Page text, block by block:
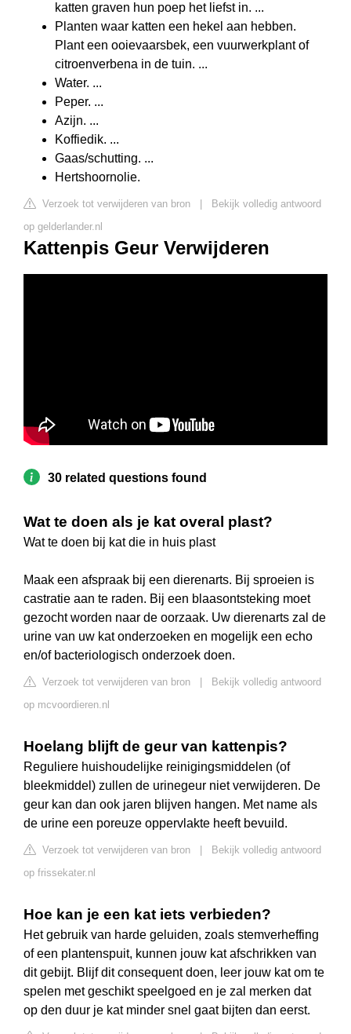
katten graven hun poep het liefst in. ...
Planten waar katten een hekel aan hebben.
Plant een ooievaarsbek, een vuurwerkplant of
citroenverbena in de tuin. ...
Water. ...
Peper. ...
Azijn. ...
Koffiedik. ...
Gaas/schutting. ...
Hertshoornolie.
Verzoek tot verwijderen van bron
Bekijk volledig antwoord
op gelderlander.nl
Kattenpis Geur Verwijderen
30 related questions found
Wat te doen als je kat overal plast?
Wat te doen bij kat die in huis plast
Maak een afspraak bij een dierenarts. Bij sproeien is
castratie aan te raden. Bij een blaasontsteking moet
gezocht worden naar de oorzaak. Uw dierenarts zal de
urine van uw kat onderzoeken en mogelijk een echo
en/of bacteriologisch onderzoek doen.
Verzoek tot verwijderen van bron
Bekijk volledig antwoord
op mcvoordieren.nl
Hoelang blijft de geur van kattenpis?
Reguliere huishoudelijke reinigingsmiddelen (of
bleekmiddel) zullen de urinegeur niet verwijderen. De
geur kan dan ook jaren blijven hangen. Met name als
de urine een poreuze oppervlakte heeft bevuild.
Verzoek tot verwijderen van bron
Bekijk volledig antwoord
op frissekater.nl
Hoe kan je een kat iets verbieden?
Het gebruik van harde geluiden, zoals stemverheffing
of een plantenspuit, kunnen jouw kat afschrikken van
dit gebijt. Blijf dit consequent doen, leer jouw kat om te
spelen met geschikt speelgoed en je zal merken dat
op den duur je kat minder snel gaat bijten dan eerst.